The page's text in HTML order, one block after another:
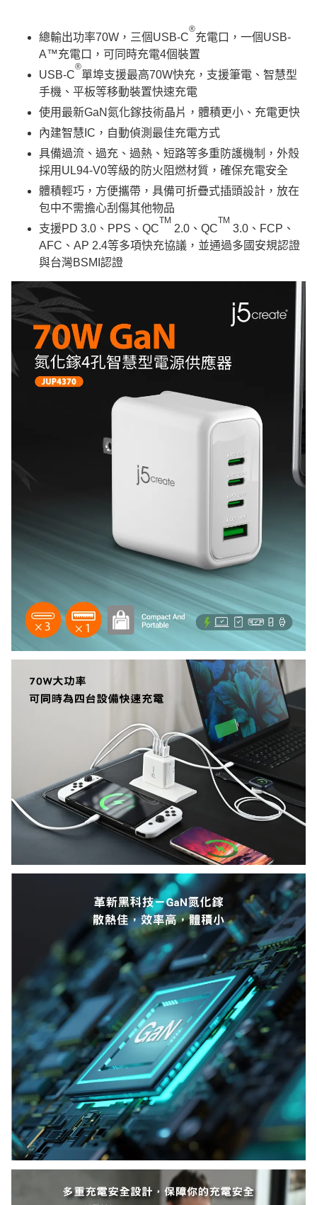
總輸出功率70W，三個USB-C
®
充電口，一個USB-
A™充電口，可同時充電4個裝置
USB-C
®
單埠支援最高70W快充，支援筆電、智慧型
手機、平板等移動裝置快速充電
使用最新GaN氮化鎵技術晶片，體積更小、充電更快
內建智慧IC，自動偵測最佳充電方式
具備過流、過充、過熱、短路等多重防護機制，外殼
採用UL94-V0等級的防火阻燃材質，確保充電安全
體積輕巧，方便攜帶，具備可折疊式插頭設計，放在
包中不需擔心刮傷其他物品
支援PD 3.0、PPS、QC
TM
2.0、QC
TM
3.0、FCP、
AFC、AP 2.4等多項快充協議，並通過多國安規認證
與台灣BSMI認證